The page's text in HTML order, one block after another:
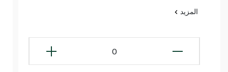
المزيد
0